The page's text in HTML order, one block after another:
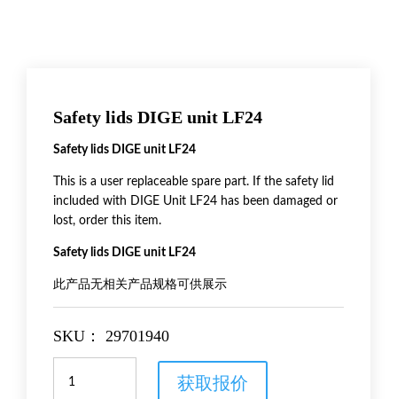
Safety lids DIGE unit LF24
Safety lids DIGE unit LF24
This is a user replaceable spare part. If the safety lid
included with DIGE Unit LF24 has been damaged or
lost, order this item.
Safety lids DIGE unit LF24
此产品无相关产品规格可供展示
SKU： 29701940
lids
获取报价